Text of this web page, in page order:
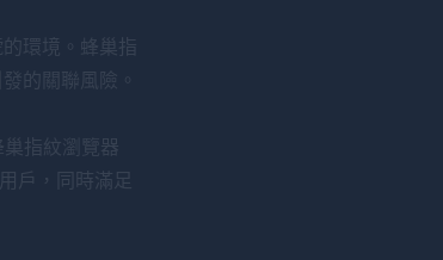
環境。蜂巢指
的關聯風險。
巢指紋瀏覽器
戶，同時滿足